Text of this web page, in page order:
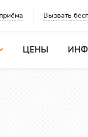
Вызвать
ЦЕНЫ